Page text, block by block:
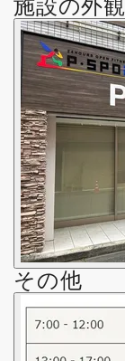
施設の外観
その他